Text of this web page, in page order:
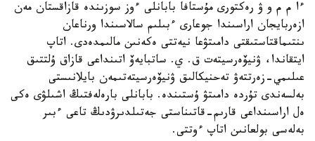
ءا م م و ۋ رەكتورى مۇستافا بابانلى ءوز سوزىندە قازاقستان مەن
ازەربايجان اراسىندا جوعارى ءبىلىم سالاسىندا ورناعان
ىنتىماقتاستىقتى دامىتۋعا نيەتتى ەكەنىن مالىمدەدى. اتاپ
ايتقاندا، ۋنيۆەرسيتەت ق. ي. ساتبايەۆ اتىنداعى قازاق ۇلتتىق
عىلىمي-زەرتتەۋ تەحنيكالىق ۋنيۆەرسيتەتىمەن بايلانىستى
بەلسەندى تۇردە دامىتۋ ۇستىندە. بابانلى بارەلەفتىڭ اشىلۋى ەكى
ەل اراسىنداعى قارىم-قاتىناستى جەتىلدىرۋدىڭ تاعى ءبىر
بەلەسى بولعانىن اتاپ ءوتتى.